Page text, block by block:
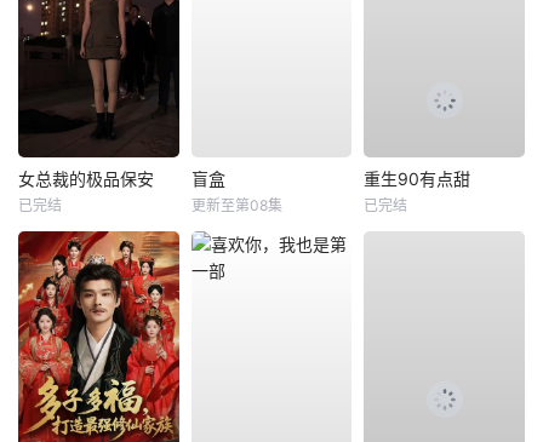
女总裁的极品保安
已完结
盲盒
更新至第08集
重生90有点甜
已完结